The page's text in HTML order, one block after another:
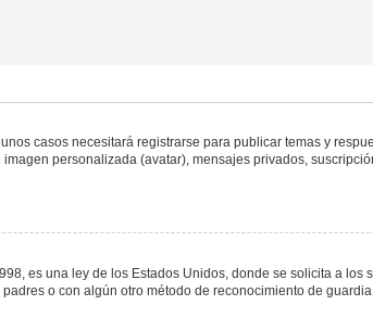
casos necesitará registrarse para publicar temas y
personalizada (avatar), mensajes privados,
es una ley de los Estados Unidos, donde se solicita a
o con algún otro método de reconocimiento de